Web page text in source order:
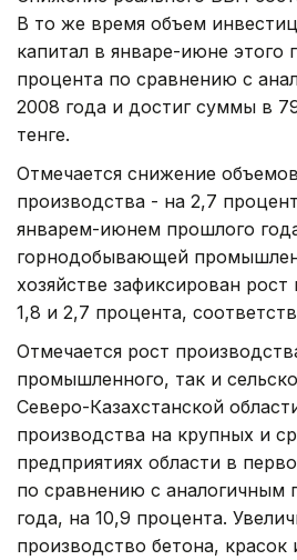
В то же время объем
капитал в январе-июне этого
процента по сравнению с
2008 года и достиг суммы в
тенге.
Отмечается снижение
производства - на 2,7
январем-июнем прошлого
горнодобывающей
хозяйстве зафиксирован
1,8 и 2,7 процента,
Отмечается рост
промышленного, так и
Северо-Казахстанской
производства на крупных и
предприятиях области в
по сравнению с аналогичным
года, на 10,9 процента.
производство бетона, красок